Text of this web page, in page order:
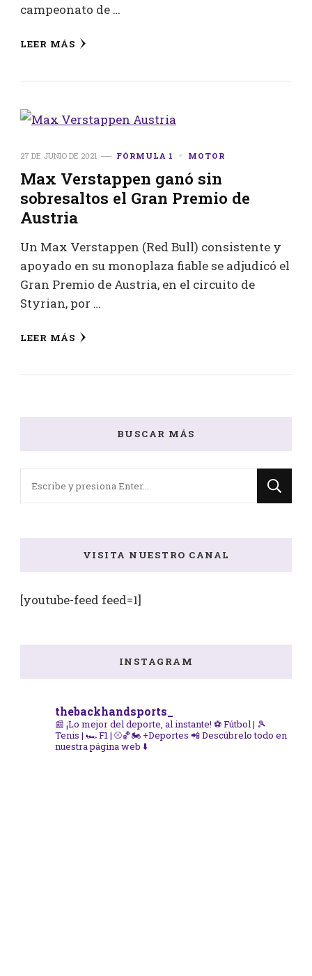
campeonato de …
LEER MÁS
27 DE JUNIO DE 2021 FÓRMULA 1 MOTOR
Max Verstappen ganó sin
sobresaltos el Gran Premio de
Austria
Un Max Verstappen (Red Bull) consistente y
apoyado en su monoplaza fiable se adjudicó el
Gran Premio de Austria, en el circuito de
Styrian, por …
LEER MÁS
BUSCAR MÁS
VISITA NUESTRO CANAL
[youtube-feed feed=1]
INSTAGRAM
thebackhandsports_
📰 ¡Lo mejor del deporte, al instante! ⚽ Fútbol | 🎾
Tenis | 🏎️ F1 | ⚾🏀🏍️ +Deportes 📲 Descúbrelo todo en
nuestra página web ⬇️